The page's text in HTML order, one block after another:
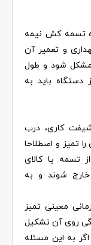
تسمه کش نیمه
و تعمیر آن
مشکل شود و طول
دستگاه باید به
کاری، درب
را تمیز و اصطلاحا
تسمه یا کالای
شوند و به
معینی تمیز
روی آن تشکیل
به این مسئله